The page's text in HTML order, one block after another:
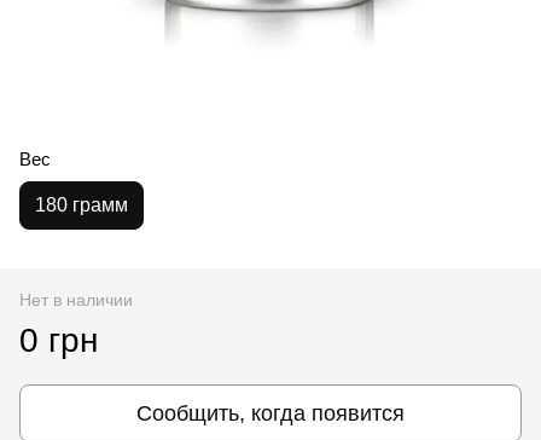
Вес
180 грамм
Нет в наличии
0 грн
Сообщить, когда появится